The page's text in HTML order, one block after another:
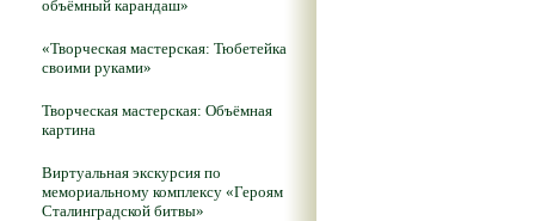
объёмный карандаш»
«Творческая мастерская: Тюбетейка
своими руками»
Творческая мастерская: Объёмная
картина
Виртуальная экскурсия по
мемориальному комплексу «Героям
Сталинградской битвы»